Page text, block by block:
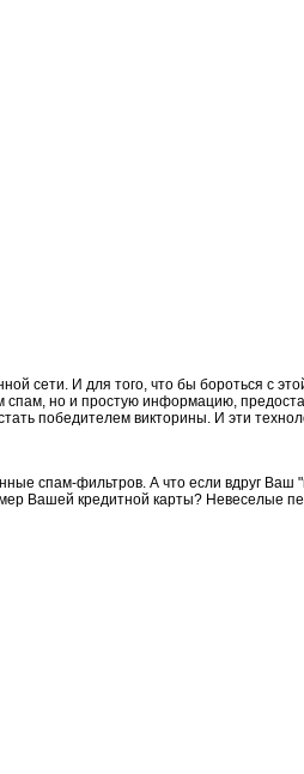
сети. И для того, что бы бороться с
но и простую информацию,
победителем викторины. И эти
спам-фильтров. А что если вдруг
Вашей кредитной карты? Невеселые